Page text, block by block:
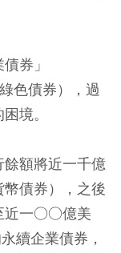
券」
色債券），過
境。
額將近一千億
債券），之後
近一○○億美
續企業債券，